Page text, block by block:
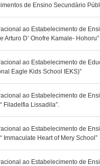
de Ensino Secundário
ao Estabelecimento de
Arturo D’ Onofre Kamale- Hohoru”
ao Estabelecimento de
Eagle Kids School IEKS)”
ao Estabelecimento de
Filadelfia Lissadila”.
ao Estabelecimento de
Immaculate Heart of Mery School”
ao Estabelecimento de